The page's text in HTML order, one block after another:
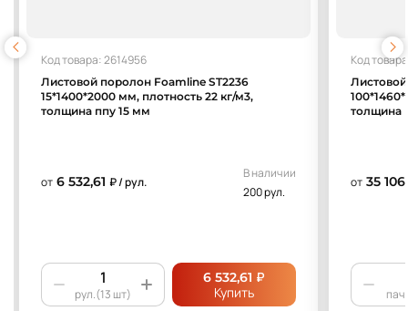
Код товара: 2614956
Листовой поролон Foamline ST2236
15*1400*2000 мм, плотность 22 кг/м3,
толщина ппу 15 мм
от 6 532,61 ₽ / рул.
В наличии
200 рул.
рул.(13 шт)
6 532,61 ₽
Купить
Код
толщина
от 35